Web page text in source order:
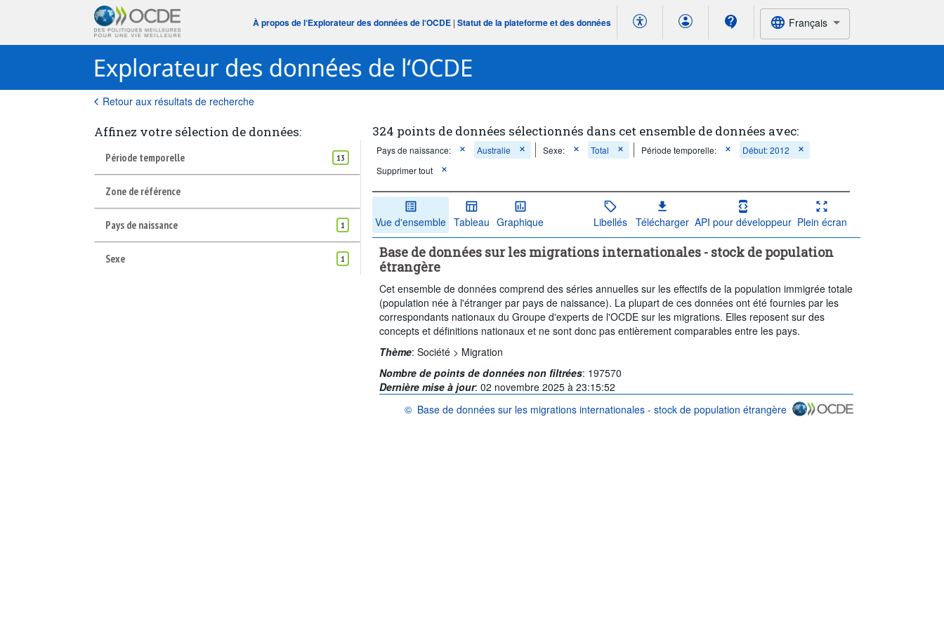
À propos de l‘Explorateur des données de l‘OCDE |Statut de la plateforme et des données Français
Retour aux résultats de recherche
Affinez votre sélection de données:
Période temporelle 13
Zone de référence
Pays de naissance 1
Sexe 1
324 points de données sélectionnés dans cet ensemble de données avec:
Pays de naissance: Australie Sexe: Total Période temporelle:
Début: 2012
Supprimer tout
Vue d'ensemble Tableau Graphique Libellés Télécharger API pour développeur Plein écran
Base de données sur les migrations internationales - stock de population
étrangère
Cet ensemble de données comprend des séries annuelles sur les effectifs de la population immigrée totale
(population née à l'étranger par pays de naissance). La plupart de ces données ont été fournies par les
correspondants nationaux du Groupe d'experts de l'OCDE sur les migrations. Elles reposent sur des
concepts et définitions nationaux et ne sont donc pas entièrement comparables entre les pays.
Thème:Société > Migration
Nombre de points de données non filtrées: 197570
Dernière mise à jour:02 novembre 2025 à 23:15:52
© Base de données sur les migrations internationales - stock de population étrangère